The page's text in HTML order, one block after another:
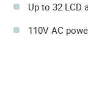
Up to 32 LCD
110V AC